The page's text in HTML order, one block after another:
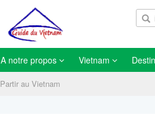
A notre propos Vietnam
Partir au Vietnam